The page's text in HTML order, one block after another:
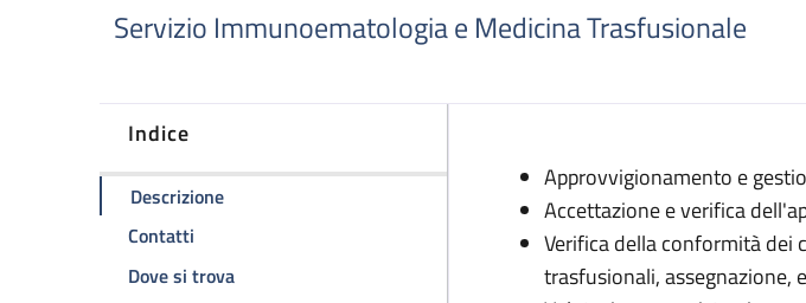
Servizio Immunoematologia e Medicina Trasfusionale
Indice
Descrizionedella pagina Distribuzione emocomponenti
Contatti della pagina Distribuzione emocomponenti
Dove si trovadella pagina Distribuzione emocomponenti
Descrizione
Approvvigionamento e
Accettazione e verifica
Verifica della conformità dei
trasfusionali, assegnazione,